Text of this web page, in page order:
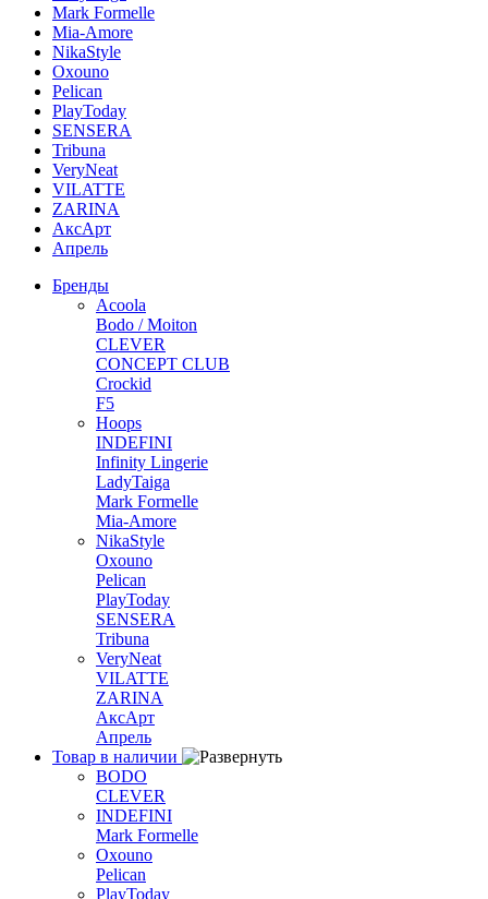
Mark Formelle
Mia-Amore
NikaStyle
Oxouno
Pelican
PlayToday
SENSERA
Tribuna
VeryNeat
VILATTE
ZARINA
АксАрт
Апрель
Бренды
Acoola
Bodo / Moiton
CLEVER
CONCEPT CLUB
Crockid
F5
Hoops
INDEFINI
Infinity Lingerie
LadyTaiga
Mark Formelle
Mia-Amore
NikaStyle
Oxouno
Pelican
PlayToday
SENSERA
Tribuna
VeryNeat
VILATTE
ZARINA
АксАрт
Апрель
Товар в наличии
BODO
CLEVER
INDEFINI
Mark Formelle
Oxouno
Pelican
PlayToday